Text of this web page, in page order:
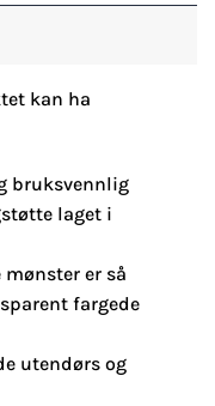
kan ha
bruksvennlig
laget i
er så
fargede
utendørs og